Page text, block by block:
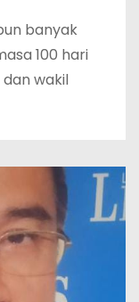
banyak
100 hari
wakil